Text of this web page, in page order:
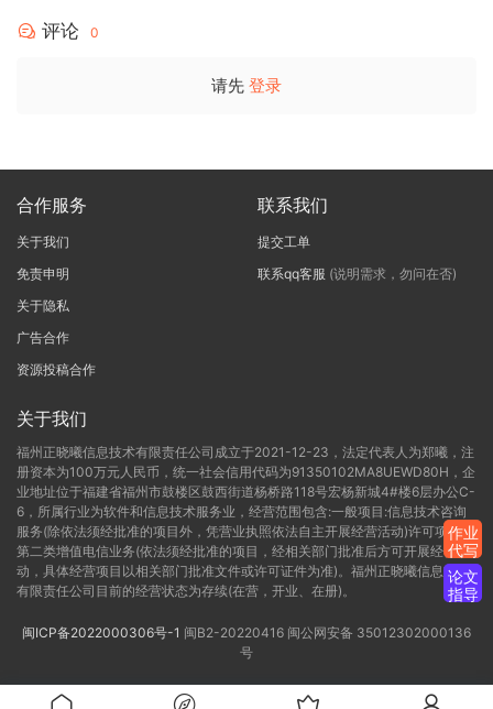
评论 0
请先 登录
合作服务
关于我们
免责申明
关于隐私
广告合作
资源投稿合作
联系我们
提交工单
联系qq客服 (说明需求，勿问在否)
关于我们
福州正晓曦信息技术有限责任公司成立于2021-12-23，法定代表人为郑曦，注
册资本为100万元人民币，统一社会信用代码为91350102MA8UEWD80H，企
业地址位于福建省福州市鼓楼区鼓西街道杨桥路118号宏杨新城4#楼6层办公C-
6，所属行业为软件和信息技术服务业，经营范围包含:一般项目:信息技术咨询
服务(除依法须经批准的项目外，凭营业执照依法自主开展经营活动)许可项目:
第二类增值电信业务(依法须经批准的项目，经相关部门批准后方可开展经营活
动，具体经营项目以相关部门批准文件或许可证件为准)。福州正晓曦信息技术
有限责任公司目前的经营状态为存续(在营，开业、在册)。
闽ICP备2022000306号-1 闽B2-20220416 闽公网安备 35012302000136
号
作业
代写
论文
指导